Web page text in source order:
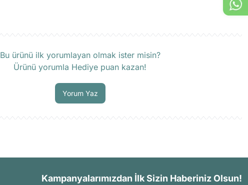
Bu ürünü ilk yorumlayan olmak ister misin?
Ürünü yorumla Hediye puan kazan!
Yorum Yaz
Kampanyalarımızdan İlk Sizin Haberiniz Olsun!